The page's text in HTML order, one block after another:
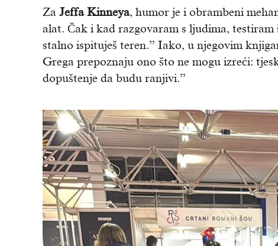
Za Jeffa Kinneya, humor je i obrambeni
alat. Čak i kad razgovaram s ljudima, testiram
stalno ispituješ teren.” Iako, u njegovim
Grega prepoznaju ono što ne mogu izreći:
dopuštenje da budu ranjivi.”